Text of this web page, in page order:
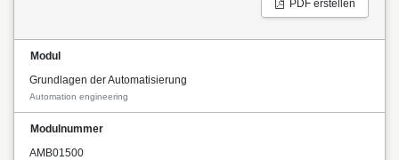
PDF erstellen
Modul
Grundlagen der Automatisierung
Automation engineering
Modulnummer
AMB01500